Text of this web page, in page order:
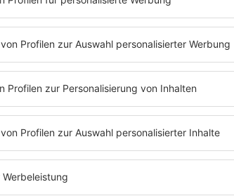
Liebeslied.
Elton JohnundGary
schrieb hier ausnahmsweise
man schnell den Eindruck,
seit seinem Riesenhit "Your Song"
nicht wirklich entwickelt hat.